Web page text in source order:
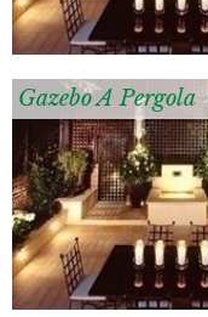
Gazebo A Pergola